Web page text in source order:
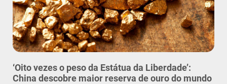
Comercial
Contato
‘Oito vezes o peso da Estátua da Liberdade’:
China descobre maior reserva de ouro do mundo